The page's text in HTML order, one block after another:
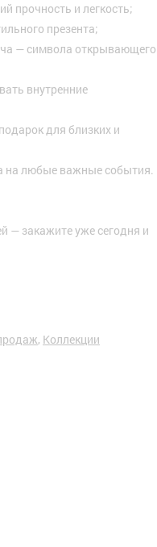
прочность и легкость;
презента;
— символа открывающего
внутренние
для близких и
на любые важные события.
— закажите уже сегодня и
, Коллекции